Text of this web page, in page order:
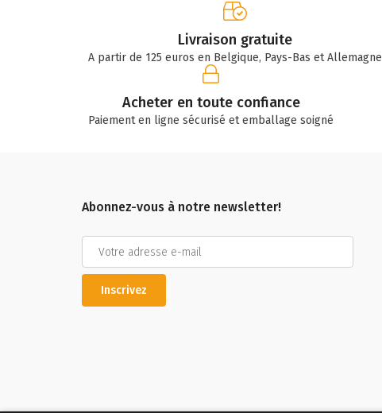
Livraison gratuite
A partir de 125 euros en Belgique, Pays-Bas et Allemagne
Acheter en toute confiance
Paiement en ligne sécurisé et emballage soigné
Abonnez-vous à notre newsletter!
Inscrivez